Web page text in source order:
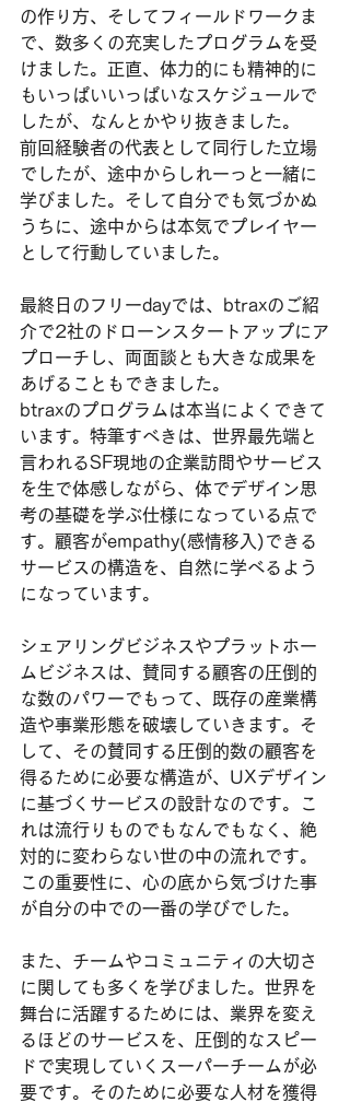
の作り方、そしてフィールドワークま
で、数多くの充実したプログラムを受
けました。正直、体力的にも精神的に
もいっぱいいっぱいなスケジュールで
したが、なんとかやり抜きました。
前回経験者の代表として同行した立場
でしたが、途中からしれーっと一緒に
学びました。そして自分でも気づかぬ
うちに、途中からは本気でプレイヤー
として行動していました。
最終日のフリーdayでは、btraxのご紹
介で2社のドローンスタートアップにア
プローチし、両面談とも大きな成果を
あげることもできました。
btraxのプログラムは本当によくできて
います。特筆すべきは、世界最先端と
言われるSF現地の企業訪問やサービス
を生で体感しながら、体でデザイン思
考の基礎を学ぶ仕様になっている点で
す。顧客がempathy(感情移入)できる
サービスの構造を、自然に学べるよう
になっています。
シェアリングビジネスやプラットホー
ムビジネスは、賛同する顧客の圧倒的
な数のパワーでもって、既存の産業構
造や事業形態を破壊していきます。そ
して、その賛同する圧倒的数の顧客を
得るために必要な構造が、UXデザイン
に基づくサービスの設計なのです。こ
れは流行りものでもなんでもなく、絶
対的に変わらない世の中の流れです。
この重要性に、心の底から気づけた事
が自分の中での一番の学びでした。
また、チームやコミュニティの大切さ
に関しても多くを学びました。世界を
舞台に活躍するためには、業界を変え
るほどのサービスを、圧倒的なスピー
ドで実現していくスーパーチームが必
要です。そのために必要な人材を獲得